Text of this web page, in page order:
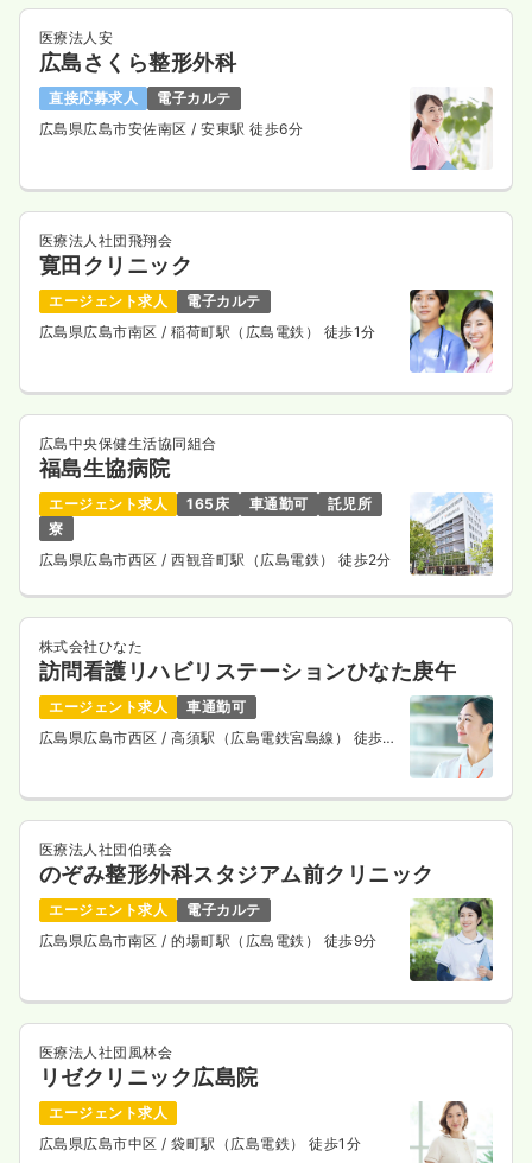
日勤のみ（パート）
給与 時給1,477〜1,577円
時間
8:00～17:00
（休憩60分）
医療法人安
広島さくら整形外科
直接応募求人
電子カルテ
広島県広島市安佐南区/ 安東駅 徒歩6分
医療法人社団飛翔会
寛田クリニック
エージェント求人
電子カルテ
広島県広島市南区/ 稲荷町駅（広島電鉄） 徒歩1分
広島中央保健生活協同組合
福島生協病院
エージェント求人 165床 車通勤可
託児所
寮
広島県広島市西区 / 西観音町駅（広島電鉄） 徒歩2分
株式会社ひなた
訪問看護リハビリステーションひなた庚午
エージェント求人
車通勤可
広島県広島市西区/ 高須駅（広島電鉄宮島線） 徒歩5
医療法人社団伯瑛会
のぞみ整形外科スタジアム前クリニック
エージェント求人
電子カルテ
広島県広島市南区/ 的場町駅（広島電鉄） 徒歩9分
医療法人社団風林会
リゼクリニック広島院
エージェント求人
広島県広島市中区/ 袋町駅（広島電鉄） 徒歩1分